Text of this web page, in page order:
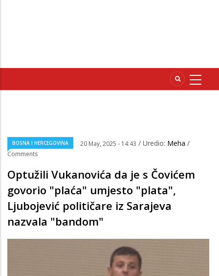
BOSNA I HERCEGOVINA 20 May, 2025 - 14:43 / Uredio: Meha /
Comments
Optužili Vukanovića da je s Čovićem
govorio "plaća" umjesto "plata",
Ljubojević političare iz Sarajeva
nazvala "bandom"